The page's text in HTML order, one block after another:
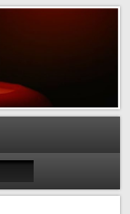
dan Menyegarkan